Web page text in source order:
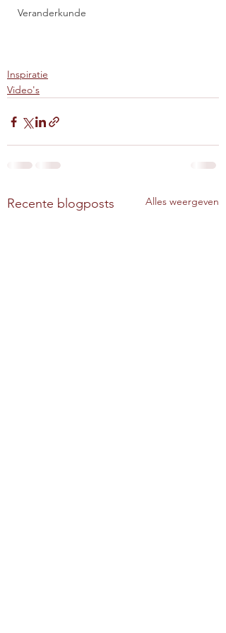
Veranderkunde
Inspiratie
Video's
Recente blogposts Alles weergeven